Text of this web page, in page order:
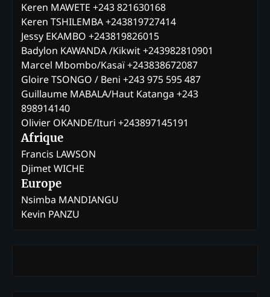
Keren MAWETE +243 821630168
Keren TSHILEMBA +243819727414
Jessy EKAMBO +243819826015
Badylon KAWANDA /Kikwit +243982810901
Marcel Mbombo/Kasaï +243838672087
Gloire TSONGO / Beni +243 975 595 487
Guillaume MABALA/Haut Katanga +243
898914140
Olivier OKANDE/Ituri +243897145191
Afrique
Francis LAWSON
Djimet WICHE
Europe
Nsimba MANDIANGU
Kevin PANZU